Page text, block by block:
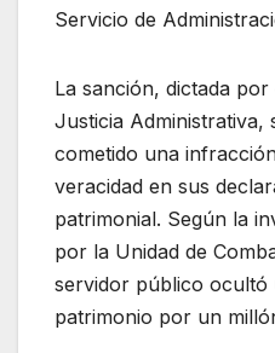
Servicio de
La sanción, dictada
Justicia Administrativa,
cometido una
veracidad en sus
patrimonial. Según la
por la Unidad de
servidor público ocultó
patrimonio por un